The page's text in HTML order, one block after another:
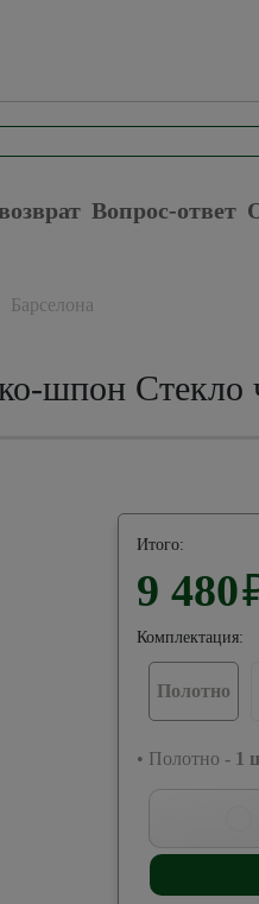
Вопрос-ответ
Барселона
шпон Стекло
Итого:
9 480
Комплектация:
Полотно
• Полотно - 1